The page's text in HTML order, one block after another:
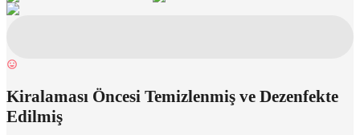
Kiralaması Öncesi Temizlenmiş ve Dezenfekte
Edilmiş